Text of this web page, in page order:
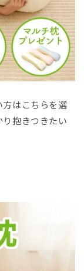
はこちらを選
抱きつきたい